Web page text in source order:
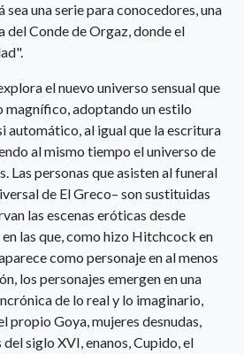
una serie para conocedores, una
del Conde de Orgaz, donde el
el nuevo universo sensual que
magnífico, adoptando un estilo
automático, al igual que la escritura
al mismo tiempo el universo de
Las personas que asisten al funeral
de El Greco– son sustituidas
las escenas eróticas desde
las que, como hizo Hitchcock en
como personaje en al menos
los personajes emergen en una
de lo real y lo imaginario,
propio Goya, mujeres desnudas,
siglo XVI, enanos, Cupido, el